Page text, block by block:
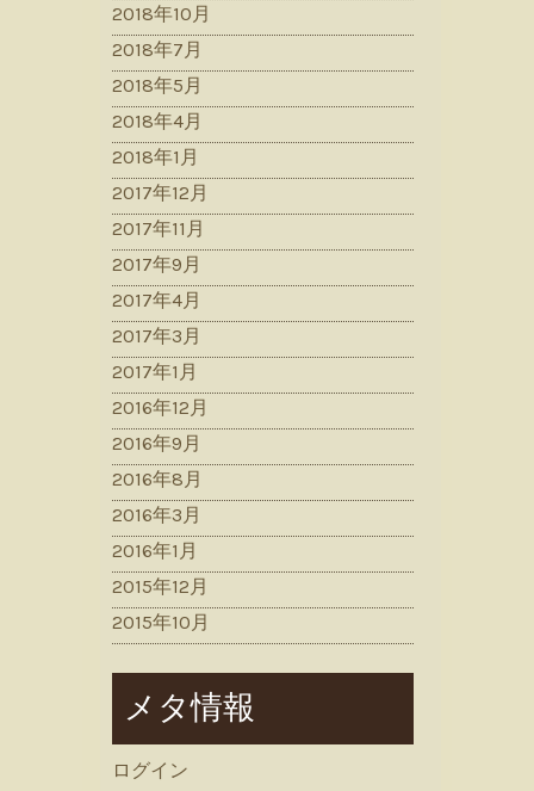
2018年10月
2018年7月
2018年5月
2018年4月
2018年1月
2017年12月
2017年11月
2017年9月
2017年4月
2017年3月
2017年1月
2016年12月
2016年9月
2016年8月
2016年3月
2016年1月
2015年12月
2015年10月
メタ情報
ログイン